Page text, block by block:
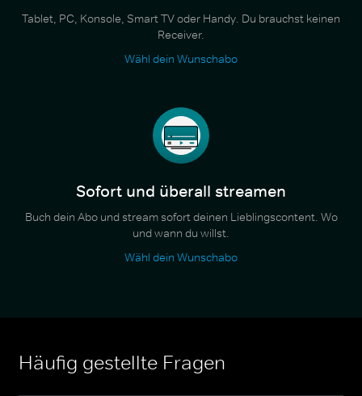
Tablet, PC, Konsole, Smart TV oder Handy. Du brauchst keinen
Receiver.
Wähl dein Wunschabo
Sofort und überall streamen
Buch dein Abo und stream sofort deinen Lieblingscontent. Wo
und wann du willst.
Wähl dein Wunschabo
Häufig gestellte Fragen